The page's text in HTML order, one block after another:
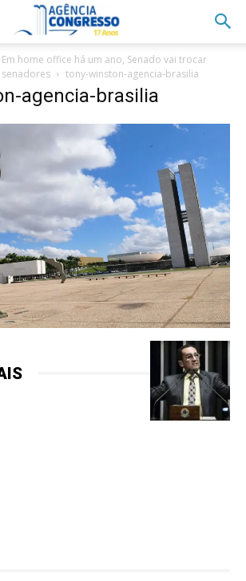
home office há um ano, Senado vai trocar
tony-winston-agencia-brasilia
agencia-brasilia